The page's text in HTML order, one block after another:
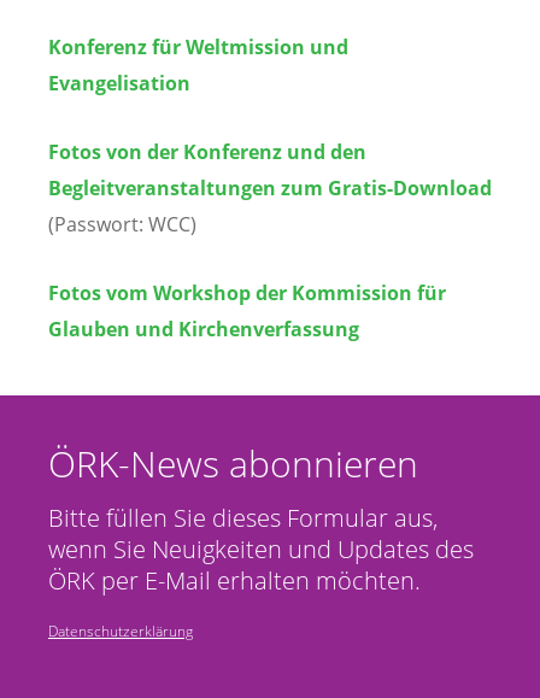
Konferenz für Weltmission und
Evangelisation
Fotos von der Konferenz und den
Begleitveranstaltungen zum Gratis-Download
(Passwort: WCC)
Fotos vom Workshop der Kommission für
Glauben und Kirchenverfassung
ÖRK-News abonnieren
Bitte füllen Sie dieses Formular aus,
wenn Sie Neuigkeiten und Updates des
ÖRK per E-Mail erhalten möchten.
Datenschutzerklärung